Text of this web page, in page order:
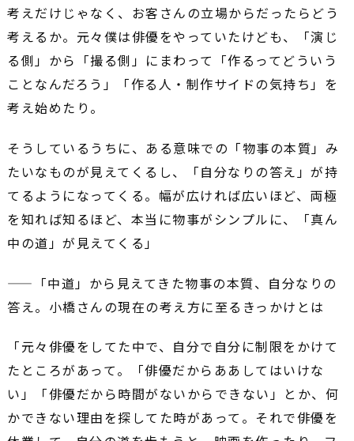
考えだけじゃなく、お客さんの立場からだったらどう
考えるか。元々僕は俳優をやっていたけども、「演じ
る側」から「撮る側」にまわって「作るってどういう
ことなんだろう」「作る人・制作サイドの気持ち」を
考え始めたり。
そうしているうちに、ある意味での「物事の本質」み
たいなものが見えてくるし、「自分なりの答え」が持
てるようになってくる。幅が広ければ広いほど、両極
を知れば知るほど、本当に物事がシンプルに、「真ん
中の道」が見えてくる」
――「中道」から見えてきた物事の本質、自分なりの
答え。小橋さんの現在の考え方に至るきっかけとは
「元々俳優をしてた中で、自分で自分に制限をかけて
たところがあって。「俳優だからああしてはいけな
い」「俳優だから時間がないからできない」とか、何
かできない理由を探してた時があって。それで俳優を